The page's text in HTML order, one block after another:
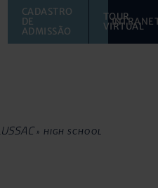
CADASTRO
DE
ADMISSÃO
TOUR
VIRTUAL
»
HIGH SCHOOL